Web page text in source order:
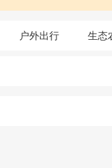
户外出行 生态